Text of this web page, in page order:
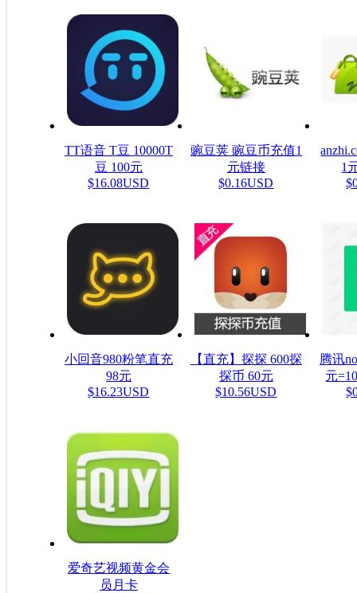
TT语音 T豆 10000T
豆 100元
$16.08USD
豌豆荚 豌豆币充值1
元链接
$0.16USD
1
小回音980粉笔直充
98元
$16.23USD
【直充】探探 600探
探币 60元
$10.56USD
腾讯
元
爱奇艺视频黄金会
员月卡